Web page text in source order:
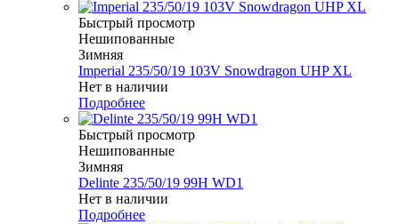
Быстрый просмотр
Нешипованные
Зимняя
Imperial 235/50/19 103V Snowdragon UHP XL
Нет в наличии
Подробнее
Быстрый просмотр
Нешипованные
Зимняя
Delinte 235/50/19 99H WD1
Нет в наличии
Подробнее